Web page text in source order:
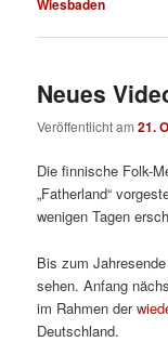
Wiesbaden
Neues
Veröffentlicht am21.
Die finnische Folk-
„Fatherland“
wenigen Tagen
Bis zum
sehen. Anfang
im Rahmen der
Deutschland.